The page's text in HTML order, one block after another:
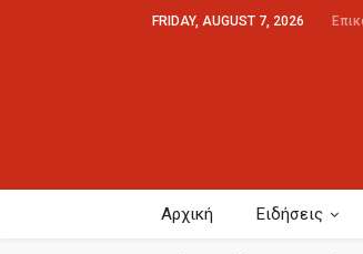
FRIDAY, AUGUST 7, 2026
Αρχική Ειδήσεις